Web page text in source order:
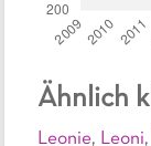
Ähnlich
Leonie, Leoni,